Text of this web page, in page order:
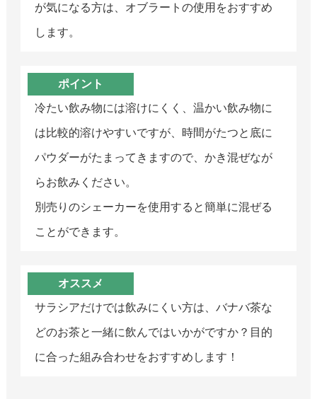
が気になる方は、オブラートの使用をおすすめ
します。
ポイント
冷たい飲み物には溶けにくく、温かい飲み物に
は比較的溶けやすいですが、時間がたつと底に
パウダーがたまってきますので、かき混ぜなが
らお飲みください。
別売りのシェーカーを使用すると簡単に混ぜる
ことができます。
オススメ
サラシアだけでは飲みにくい方は、バナバ茶な
どのお茶と一緒に飲んではいかがですか？目的
に合った組み合わせをおすすめします！